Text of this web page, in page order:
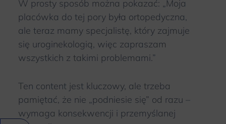
W prosty sposób można pokazać: „Moja
placówka do tej pory była ortopedyczna,
ale teraz mamy specjalistę, który zajmuje
się uroginekologią, więc zapraszam
wszystkich z takimi problemami.”
Ten content jest kluczowy, ale trzeba
pamiętać, że nie „podniesie się” od razu –
wymaga konsekwencji i przemyślanej